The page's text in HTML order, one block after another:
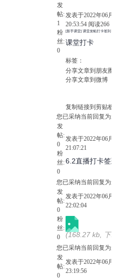
发
帖:
1
粉
丝:
0
发表于2022年06月
20:53:54 阅读266
[新手课堂] 课堂发帖打卡签到
课堂打卡
标签：
分享文章到朋友圈
分享文章到微博
复制链接到剪贴板
您已采纳当前回复为
发
帖:
0
粉
丝:
0
发表于2022年06月
21:07:21
6.2直播打卡签到
您已采纳当前回复为
发
帖:
0
粉
丝:
0
发表于2022年06月
22:02:04
(168.27 kb, 下
您已采纳当前回复为
发
帖:
0
发表于2022年06月
23:19:56